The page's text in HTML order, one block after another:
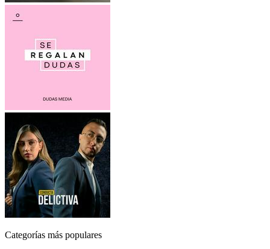
Categorías más populares